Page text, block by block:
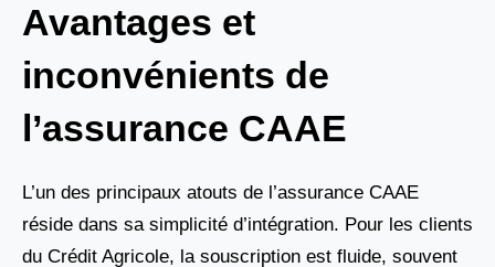
Avantages et
inconvénients de
l’assurance CAAE
L’un des principaux atouts de l’assurance CAAE
réside dans sa simplicité d’intégration. Pour les clients
du Crédit Agricole, la souscription est fluide, souvent